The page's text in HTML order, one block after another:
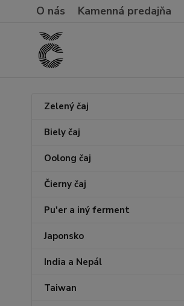
O nás Kamenná predajňa
Zelený čaj
Biely čaj
Oolong čaj
Čierny čaj
Pu'er a iný ferment
Japonsko
India a Nepál
Taiwan